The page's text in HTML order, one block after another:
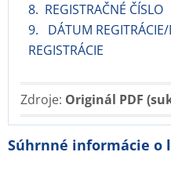
8. REGISTRAČNÉ ČÍSLO
9. DÁTUM
REGISTRÁCIE
Zdroje: Originál PDF
Súhrnné informácie o